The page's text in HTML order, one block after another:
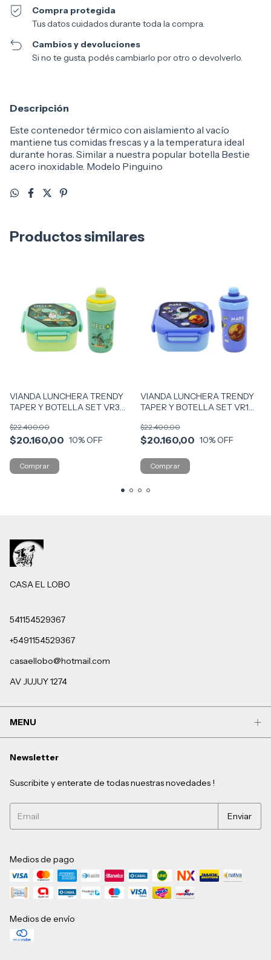
Compra protegida
Tus datos cuidados durante toda la compra.
Cambios y devoluciones
Si no te gusta, podés cambiarlo por otro o devolverlo.
Descripción
Este contenedor térmico con aislamiento al vacío
mantiene tus comidas frescas y a la temperatura ideal
durante horas. Similar a nuestra popular botella Bestie
acero inoxidable. Modelo Pinguino
Productos similares
VIANDA LUNCHERA TRENDY
TAPER Y BOTELLA SET VR3
$20.160,00
$22.400,00
10% OFF
VIANDA LUNCHERA TRENDY
TAPER Y BOTELLA SET VR1
$20.160,00
$22.400,00
10% OFF
CASA EL LOBO
541154529367
+5491154529367
casaellobo@hotmail.com
AV JUJUY 1274
MENU
Newsletter
Suscribite y enterate de todas nuestras novedades !
Medios de pago
Medios de envío